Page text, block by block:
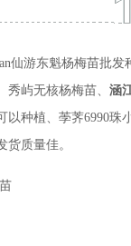
仙游东魁杨梅苗批
秀屿无核杨梅苗、 涵
以种植、荸荠6990珠
货质量佳。